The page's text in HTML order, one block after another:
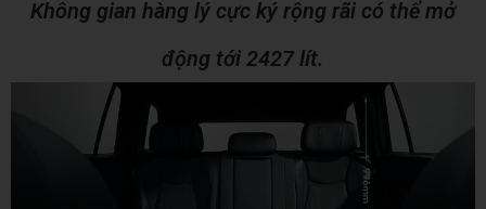
Không gian hàng lý cực ký rộng rãi có thể mở
động tới 2427 lít.